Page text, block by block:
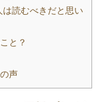
読むべきだと思い
と？
声